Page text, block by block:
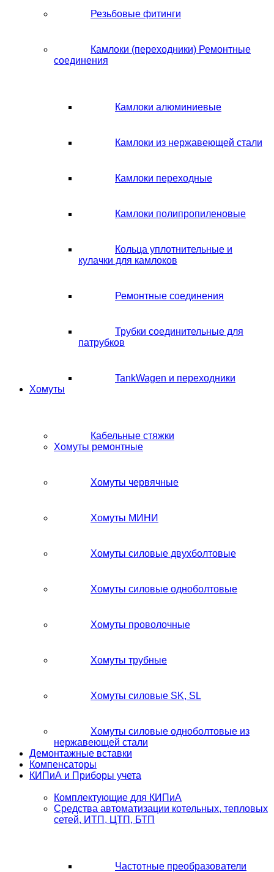
Резьбовые фитинги
Камлоки (переходники) Ремонтные
соединения
Камлоки алюминиевые
Камлоки из нержавеющей стали
Камлоки переходные
Камлоки полипропиленовые
Кольца уплотнительные и
кулачки для камлоков
Ремонтные соединения
Трубки соединительные для
патрубков
TankWagen и переходники
Хомуты
Кабельные стяжки
Хомуты ремонтные
Хомуты червячные
Хомуты МИНИ
Хомуты силовые двухболтовые
Хомуты силовые одноболтовые
Хомуты проволочные
Хомуты трубные
Хомуты силовые SK, SL
Хомуты силовые одноболтовые из
нержавеющей стали
Демонтажные вставки
Компенсаторы
КИПиА и Приборы учета
Комплектующие для КИПиА
Средства автоматизации котельных, тепловых
сетей, ИТП, ЦТП, БТП
Частотные преобразователи